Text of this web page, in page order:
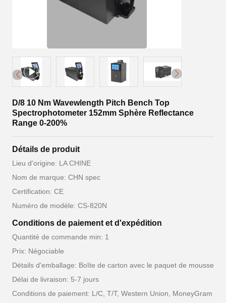
D/8 10 Nm Wavewlength Pitch Bench Top
Spectrophotometer 152mm Sphère Reflectance
Range 0-200%
Détails de produit
Lieu d'origine: LA CHINE
Nom de marque: CHN spec
Certification: CE
Numéro de modèle: CS-820N
Conditions de paiement et d'expédition
Quantité de commande min: 1
Prix: Négociable
Détails d'emballage: Boîte de carton avec le paquet de mousse
Délai de livraison: 5-7 jours
Conditions de paiement: L/C, T/T, Western Union, MoneyGram